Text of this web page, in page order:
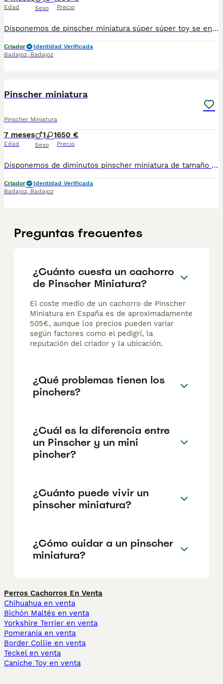
Edad Sexo Precio
Disponemos de pinscher miniatura súper súper toy se entregan desparasitados vacunados pasaporte y microchip su revisión veterinaria pueden venir a recoger o también hacemos envío y puede pagar totalmente a contrarembolso si quieren ver más fotos vídeos actuales contactar al teléfono 600881366 precio desde 500..
Criador
Identidad Verificada
Badajoz, Badajoz
Pinscher miniatura
Pinscher Miniatura
7 meses
Edad
1 1
Sexo
650 €
Precio
Disponemos de diminutos pinscher miniatura de tamaño toy en color negro fuego y también color blue y color merle machos y hembras con vacunas correspondientes desparasitación pasaporte y microchip podemos enviar hasta su domicilio y puede pagar cuando lo reciba a contrareembolso con nuestro chófer privado criados en caza con mucho cariño sociabilizados si quiere ver vídeos y obtener más información puede contactar al teléfono 600881366 desde 450
Criador
Identidad Verificada
Badajoz, Badajoz
Preguntas frecuentes
¿Cuánto cuesta un cachorro
de Pinscher Miniatura?
El coste medio de un cachorro de Pinscher
Miniatura en España es de aproximadamente
505€, aunque los precios pueden variar
según factores como el pedigrí, la
reputación del criador y la ubicación.
¿Qué problemas tienen los
pinchers?
¿Cuál es la diferencia entre
un Pinscher y un mini
pincher?
¿Cuánto puede vivir un
pinscher miniatura?
¿Cómo cuidar a un pinscher
miniatura?
Perros Cachorros En Venta
Chihuahua en venta
Bichón Maltés en venta
Yorkshire Terrier en venta
Pomerania en venta
Border Collie en venta
Teckel en venta
Caniche Toy en venta